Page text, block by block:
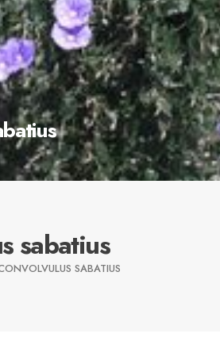
sabatius
SABATIUS